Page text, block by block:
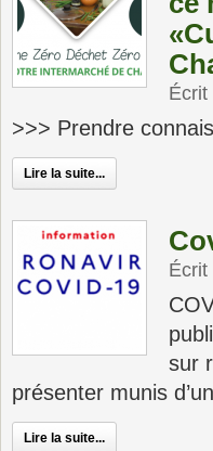
Écrit
>>> Prendre
Lire la suite...
Écrit
sur
présenter munis
Lire la suite...